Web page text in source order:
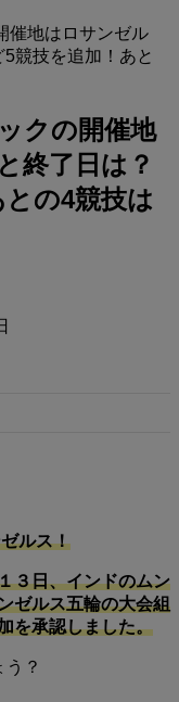
催地はロサンゼル
競技を追加！あと
クの開催地
終了日は？
の4競技は
ルス！
３日、インドのムン
ゼルス五輪の大会組
を承認しました。
？